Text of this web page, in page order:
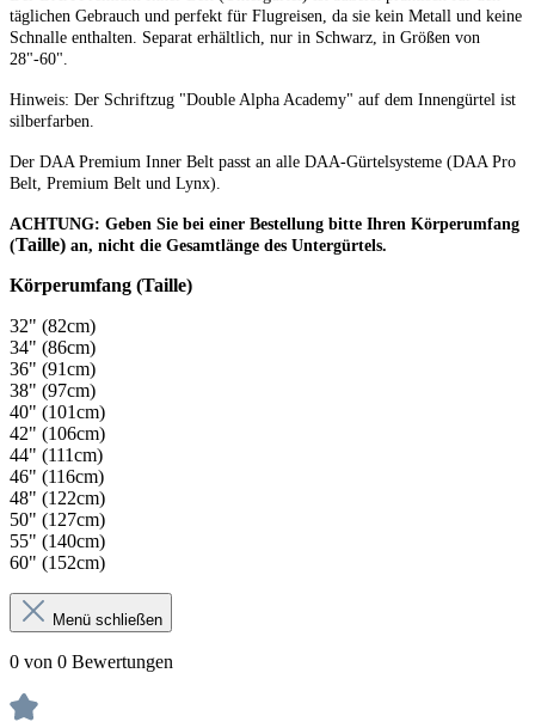
täglichen Gebrauch und perfekt für Flugreisen, da sie kein Metall und keine
Schnalle enthalten. Separat erhältlich, nur in Schwarz, in Größen von
28"-60".
Hinweis: Der Schriftzug "Double Alpha Academy" auf dem Innengürtel ist
silberfarben.
Der DAA Premium Inner Belt passt an alle DAA-Gürtelsysteme (DAA Pro
Belt, Premium Belt und Lynx).
ACHTUNG: Geben Sie bei einer Bestellung bitte Ihren Körperumfang
(Taille) an, nicht die Gesamtlänge des Untergürtels.
Körperumfang (Taille)
32" (82cm)
34" (86cm)
36" (91cm)
38" (97cm)
40" (101cm)
42" (106cm)
44" (111cm)
46" (116cm)
48" (122cm)
50" (127cm)
55" (140cm)
60" (152cm)
Menü schließen
0 von 0 Bewertungen